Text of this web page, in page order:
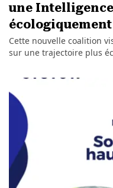
une
Cette nouvelle coalition
sur une trajectoire plus